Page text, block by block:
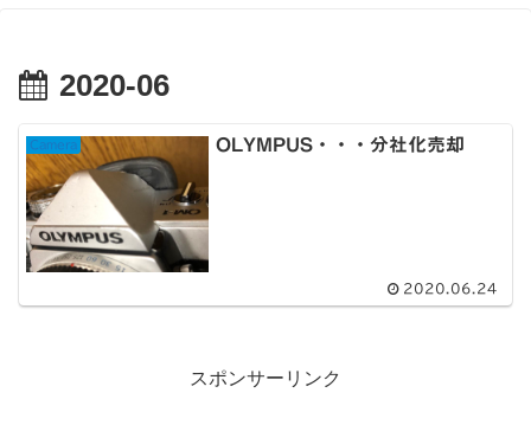
2020-06
Camera OLYMPUS・・・分社化売却
2020.06.24
スポンサーリンク